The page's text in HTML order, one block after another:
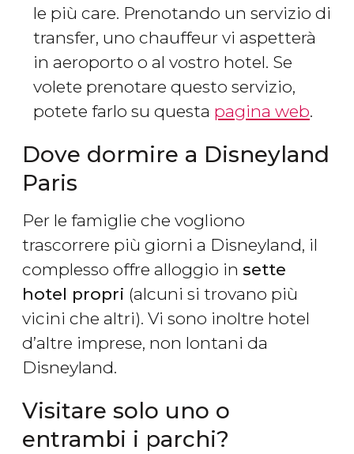
le più care. Prenotando un servizio di
transfer, uno chauffeur vi aspetterà
in aeroporto o al vostro hotel. Se
volete prenotare questo servizio,
potete farlo su questa pagina web.
Dove dormire a Disneyland
Paris
Per le famiglie che vogliono
trascorrere più giorni a Disneyland, il
complesso offre alloggio in sette
hotel propri (alcuni si trovano più
vicini che altri). Vi sono inoltre hotel
d’altre imprese, non lontani da
Disneyland.
Visitare solo uno o
entrambi i parchi?